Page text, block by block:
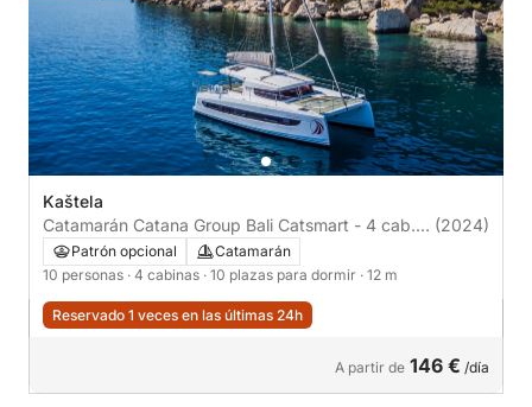
Kaštela
Catamarán Catana Group Bali Catsmart - 4 cab.
12m
(2024)
Patrón opcional
Catamarán
10 personas · 4 cabinas · 10 plazas para dormir · 12 m
Reservado 1 veces en las últimas 24h
A partir de 146 € /día